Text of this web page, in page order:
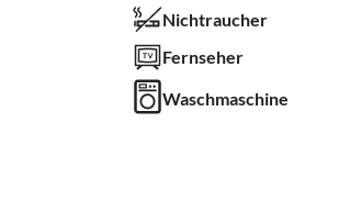
Nichtraucher
Fernseher
Waschmaschine